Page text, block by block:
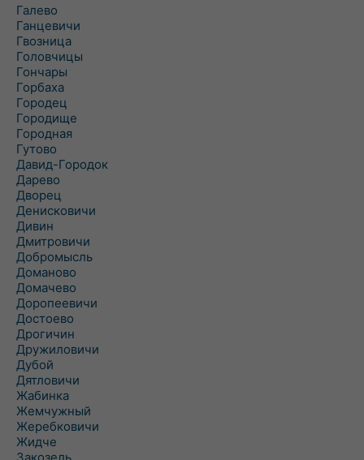
Галево
Ганцевичи
Гвозница
Головчицы
Гончары
Горбаха
Городец
Городище
Городная
Гутово
Давид-Городок
Дарево
Дворец
Денисковичи
Дивин
Дмитровичи
Добромысль
Доманово
Домачево
Доропеевичи
Достоево
Дрогичин
Дружиловичи
Дубой
Дятловичи
Жабинка
Жемчужный
Жеребковичи
Жидче